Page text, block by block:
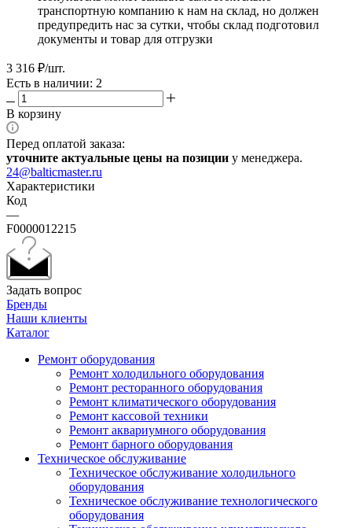
транспортную компанию к нам на склад, но должен
предупредить нас за сутки, чтобы склад подготовил
документы и товар для отгрузки
3 316 ₽/шт.
Есть в наличии: 2
В корзину
Перед оплатой заказа:
уточните актуальные цены на позиции у менеджера.
24@balticmaster.ru
Характеристики
Код
—
F0000012215
Задать вопрос
Бренды
Наши клиенты
Каталог
Ремонт оборудования
Ремонт холодильного оборудования
Ремонт ресторанного оборудования
Ремонт климатического оборудования
Ремонт кассовой техники
Ремонт аквариумного оборудования
Ремонт барного оборудования
Техническое обслуживание
Техническое обслуживание холодильного
оборудования
Техническое обслуживание технологического
оборудования